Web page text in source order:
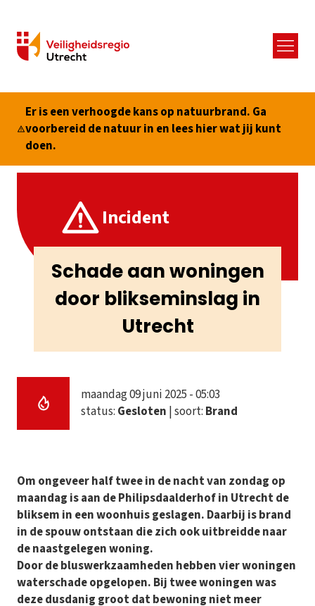
Menu
Er is een verhoogde kans op natuurbrand. Ga
voorbereid de natuur in en lees hier wat jij kunt
doen.
Incident
Schade aan woningen
door blikseminslag in
Utrecht
maandag 09 juni 2025 - 05:03
status: Gesloten | soort: Brand
Om ongeveer half twee in de nacht van zondag op
maandag is aan de Philipsdaalderhof in Utrecht de
bliksem in een woonhuis geslagen. Daarbij is brand
in de spouw ontstaan die zich ook uitbreidde naar
de naastgelegen woning.
Door de bluswerkzaamheden hebben vier woningen
waterschade opgelopen. Bij twee woningen was
deze dusdanig groot dat bewoning niet meer